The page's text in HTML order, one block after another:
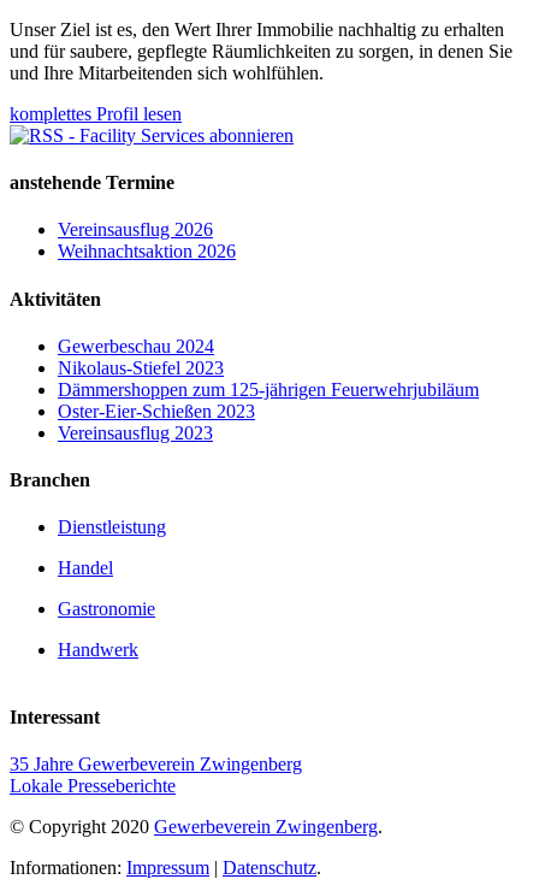
Unser Ziel ist es, den Wert Ihrer Immobilie nachhaltig zu erhalten
und für saubere, gepflegte Räumlichkeiten zu sorgen, in denen Sie
und Ihre Mitarbeitenden sich wohlfühlen.
komplettes Profil lesen
anstehende Termine
Vereinsausflug 2026
Weihnachtsaktion 2026
Aktivitäten
Gewerbeschau 2024
Nikolaus-Stiefel 2023
Dämmershoppen zum 125-jährigen Feuerwehrjubiläum
Oster-Eier-Schießen 2023
Vereinsausflug 2023
Branchen
Dienstleistung
Handel
Gastronomie
Handwerk
Interessant
35 Jahre Gewerbeverein Zwingenberg
Lokale Presseberichte
© Copyright 2020 Gewerbeverein Zwingenberg.
Informationen: Impressum | Datenschutz.